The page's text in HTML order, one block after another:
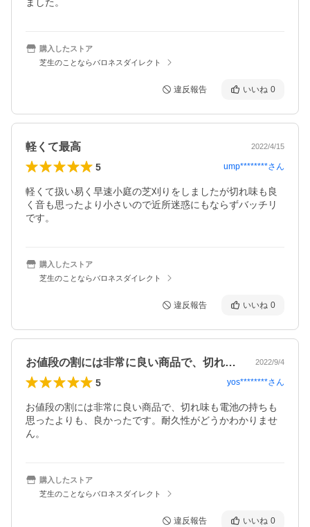
購入したストア
芝生のことならバロネスダイレクト
違反報告 いいね 0
軽くて最高 2022/4/15
5 ump********さん
軽くて扱い易く早速小庭の芝刈りをしましたが切れ味も良
く音も思ったより小さいので近所迷惑にもならずバッチリ
です。
購入したストア
芝生のことならバロネスダイレクト
違反報告 いいね 0
お値段の割には非常に良い商品で、切れ味… 2022/9/4
5 yos********さん
お値段の割には非常に良い商品で、切れ味も電池の持ちも
思ったよりも、良かったです。耐久性がどうかわかりませ
ん。
購入したストア
芝生のことならバロネスダイレクト
違反報告 いいね 0